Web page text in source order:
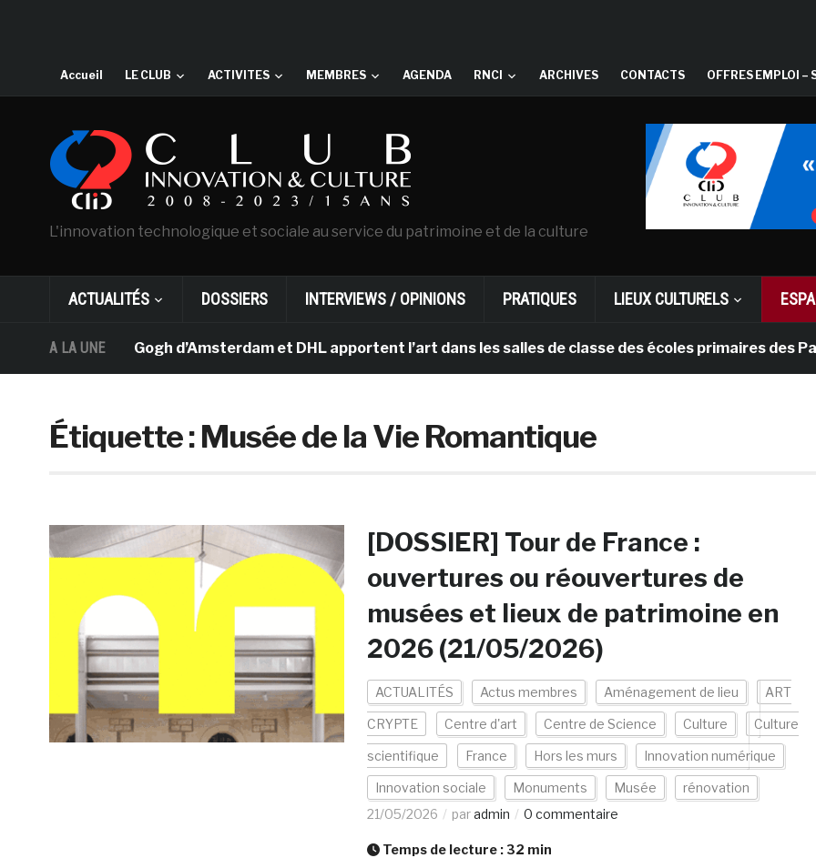
Accueil LE CLUB ACTIVITES MEMBRES AGENDA RNCI ARCHIVES CONTACTS OFFRES EMPLOI –
L'innovation technologique et sociale au service du patrimoine et de la culture
ACTUALITÉS DOSSIERS INTERVIEWS / OPINIONS PRATIQUES LIEUX CULTURELS
A LA UNE
Van Gogh d’Amsterdam et DHL apportent l’art dans les salles de classe des écoles primaires des Pays-bas
Étiquette :Musée de la Vie Romantique
[DOSSIER] Tour de France :
ouvertures ou réouvertures de
musées et lieux de patrimoine en
2026 (21/05/2026)
ACTUALITÉS Actus membres Aménagement de lieu ART
CRYPTE Centre d'art Centre de Science Culture Culture
scientifique France Hors les murs Innovation numérique
Innovation sociale Monuments Musée
rénovation
21/05/2026
paradmin 0 commentaire
Temps de lecture : 32 min